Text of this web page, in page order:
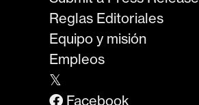
Reglas Editoriales
Equipo y misión
Empleos
𝕏
Facebook